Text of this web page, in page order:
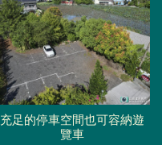
充足的停車空間也可容納遊
覽車